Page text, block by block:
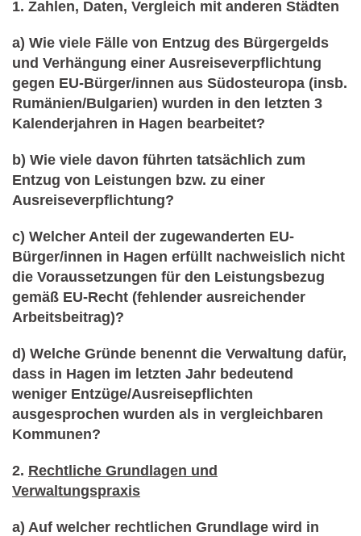
1. Zahlen, Daten, Vergleich mit anderen Städten
a) Wie viele Fälle von Entzug des Bürgergelds
und Verhängung einer Ausreiseverpflichtung
gegen EU-Bürger/innen aus Südosteuropa (insb.
Rumänien/Bulgarien) wurden in den letzten 3
Kalenderjahren in Hagen bearbeitet?
b) Wie viele davon führten tatsächlich zum
Entzug von Leistungen bzw. zu einer
Ausreiseverpflichtung?
c) Welcher Anteil der zugewanderten EU-
Bürger/innen in Hagen erfüllt nachweislich nicht
die Voraussetzungen für den Leistungsbezug
gemäß EU-Recht (fehlender ausreichender
Arbeitsbeitrag)?
d) Welche Gründe benennt die Verwaltung dafür,
dass in Hagen im letzten Jahr bedeutend
weniger Entzüge/Ausreisepflichten
ausgesprochen wurden als in vergleichbaren
Kommunen?
2. Rechtliche Grundlagen und
Verwaltungspraxis
a) Auf welcher rechtlichen Grundlage wird in